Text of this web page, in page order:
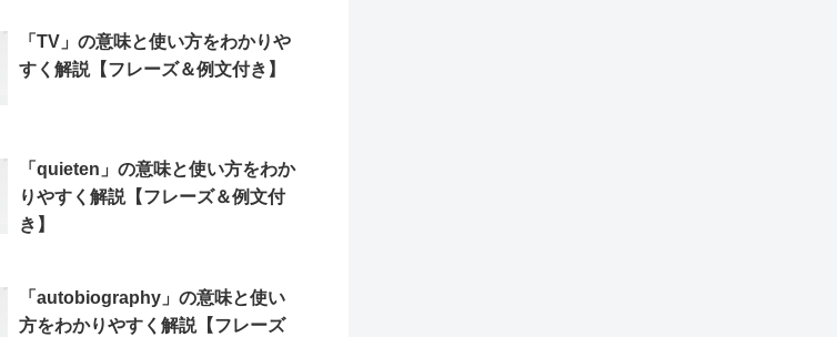
「TV」の意味と使い方をわかりや
すく解説【フレーズ＆例文付き】
「quieten」の意味と使い方をわか
りやすく解説【フレーズ＆例文付
き】
「autobiography」の意味と使い
方をわかりやすく解説【フレーズ